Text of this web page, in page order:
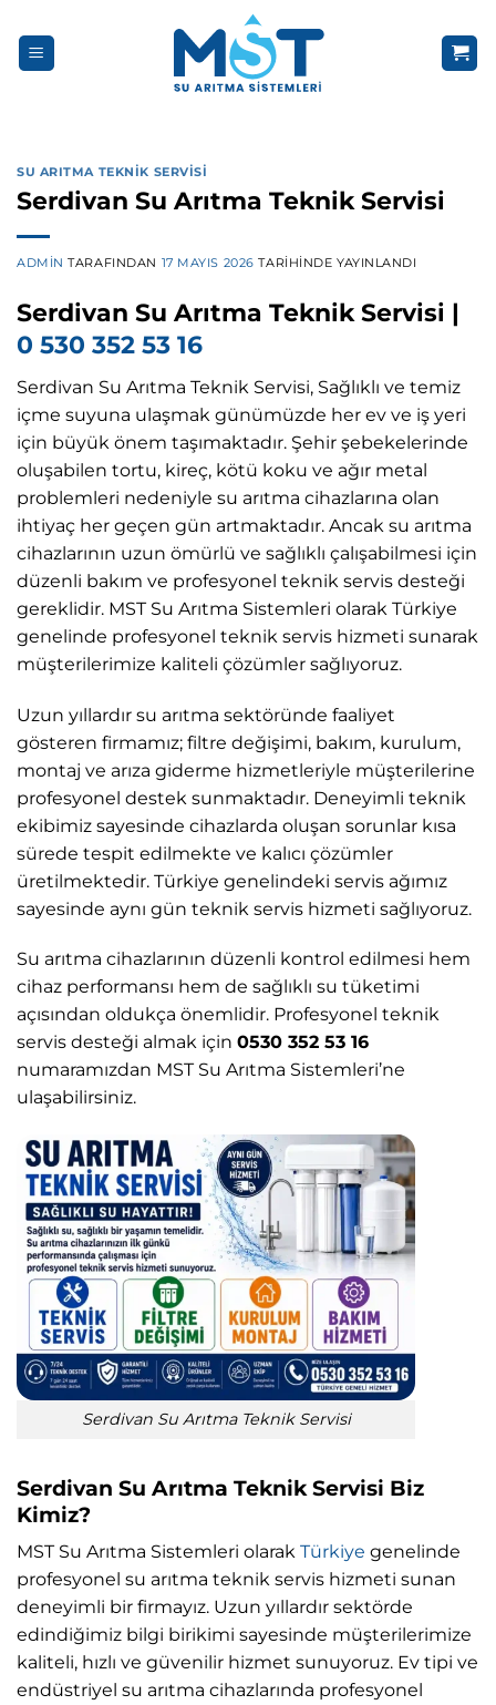
atla
SU ARITMA TEKNIK SERVISI
Serdivan Su Arıtma Teknik Servisi
ADMIN TARAFINDAN 17 MAYIS 2026 TARIHINDE YAYINLANDI
Serdivan Su Arıtma Teknik Servisi |
0 530 352 53 16
Serdivan Su Arıtma Teknik Servisi, Sağlıklı ve temiz
içme suyuna ulaşmak günümüzde her ev ve iş yeri
için büyük önem taşımaktadır. Şehir şebekelerinde
oluşabilen tortu, kireç, kötü koku ve ağır metal
problemleri nedeniyle su arıtma cihazlarına olan
ihtiyaç her geçen gün artmaktadır. Ancak su arıtma
cihazlarının uzun ömürlü ve sağlıklı çalışabilmesi için
düzenli bakım ve profesyonel teknik servis desteği
gereklidir. MST Su Arıtma Sistemleri olarak Türkiye
genelinde profesyonel teknik servis hizmeti sunarak
müşterilerimize kaliteli çözümler sağlıyoruz.
Uzun yıllardır su arıtma sektöründe faaliyet
gösteren firmamız; filtre değişimi, bakım, kurulum,
montaj ve arıza giderme hizmetleriyle müşterilerine
profesyonel destek sunmaktadır. Deneyimli teknik
ekibimiz sayesinde cihazlarda oluşan sorunlar kısa
sürede tespit edilmekte ve kalıcı çözümler
üretilmektedir. Türkiye genelindeki servis ağımız
sayesinde aynı gün teknik servis hizmeti sağlıyoruz.
Su arıtma cihazlarının düzenli kontrol edilmesi hem
cihaz performansı hem de sağlıklı su tüketimi
açısından oldukça önemlidir. Profesyonel teknik
servis desteği almak için 0530 352 53 16
numaramızdan MST Su Arıtma Sistemleri’ne
ulaşabilirsiniz.
Serdivan Su Arıtma Teknik Servisi
Serdivan Su Arıtma Teknik Servisi Biz
Kimiz?
MST Su Arıtma Sistemleri olarak Türkiye genelinde
profesyonel su arıtma teknik servis hizmeti sunan
deneyimli bir firmayız. Uzun yıllardır sektörde
edindiğimiz bilgi birikimi sayesinde müşterilerimize
kaliteli, hızlı ve güvenilir hizmet sunuyoruz. Ev tipi ve
endüstriyel su arıtma cihazlarında profesyonel